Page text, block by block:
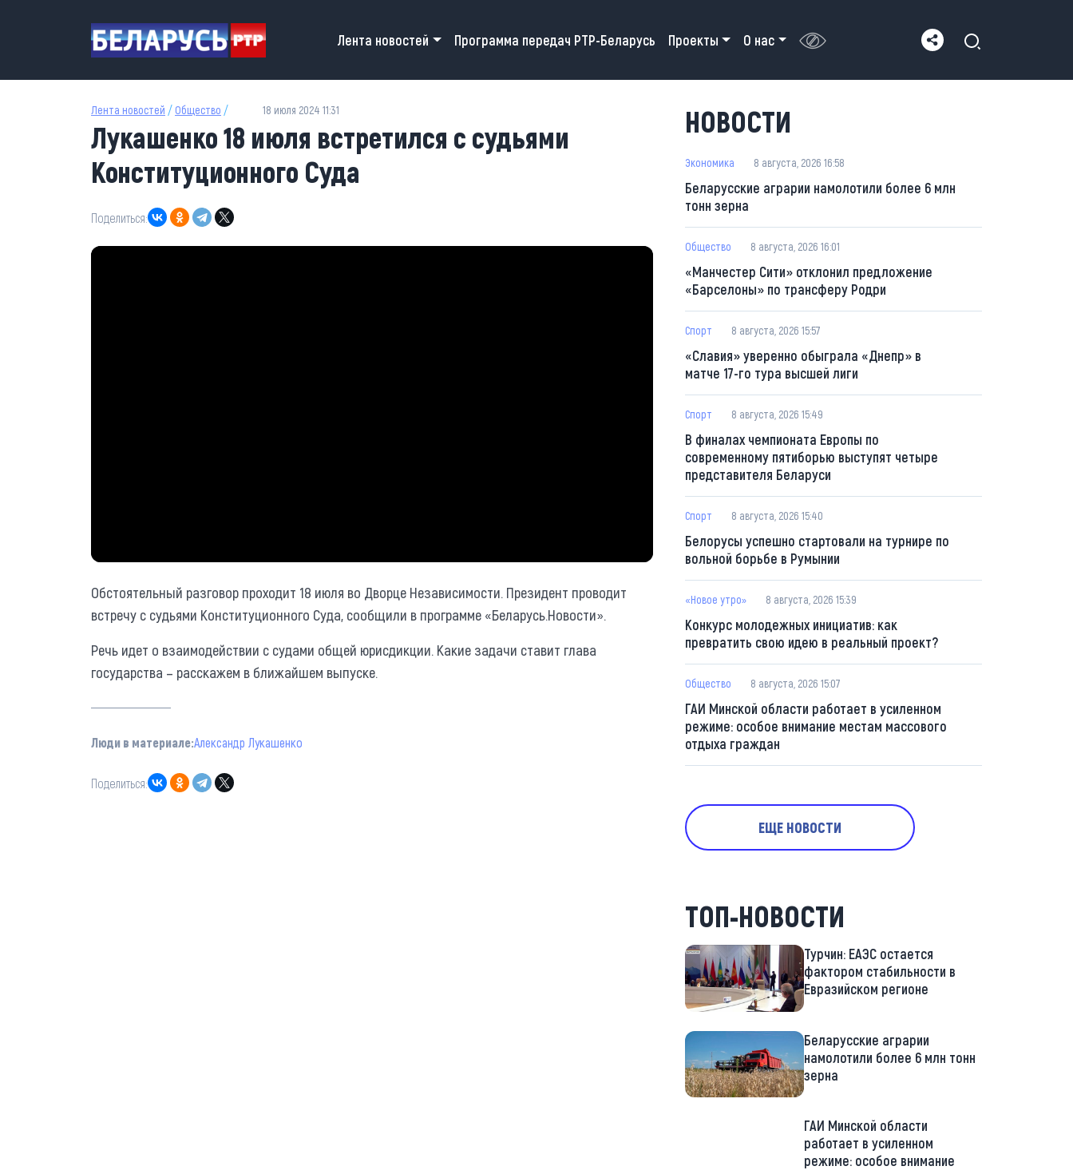
Main navigation
Лента новостей Программа передач РТР-Беларусь Проекты О нас
Лента новостей / Общество / 18 июля 2024 11:31
Лукашенко 18 июля встретился с судьями
Конституционного Суда
Поделиться:
Обстоятельный разговор проходит 18 июля во Дворце Независимости. Президент проводит
встречу с судьями Конституционного Суда, сообщили в программе «Беларусь.Новости».
Речь идет о взаимодействии с судами общей юрисдикции. Какие задачи ставит глава
государства – расскажем в ближайшем выпуске.
Люди в материале:Александр Лукашенко
Поделиться:
НОВОСТИ
Экономика 8 августа, 2026 16:58
Беларусские аграрии намолотили более 6 млн
тонн зерна
Общество 8 августа, 2026 16:01
«Манчестер Сити» отклонил предложение
«Барселоны» по трансферу Родри
Спорт 8 августа, 2026 15:57
«Славия» уверенно обыграла «Днепр» в
матче 17-го тура высшей лиги
Спорт 8 августа, 2026 15:49
В финалах чемпионата Европы по
современному пятиборью выступят четыре
представителя Беларуси
Спорт 8 августа, 2026 15:40
Белорусы успешно стартовали на турнире по
вольной борьбе в Румынии
«Новое утро» 8 августа, 2026 15:39
Конкурс молодежных инициатив: как
превратить свою идею в реальный проект?
Общество 8 августа, 2026 15:07
ГАИ Минской области работает в усиленном
режиме: особое внимание местам массового
отдыха граждан
ЕЩЕ НОВОСТИ
ТОП-НОВОСТИ
Турчин: ЕАЭС остается
фактором стабильности в
Евразийском регионе
Беларусские аграрии
намолотили более 6 млн тонн
зерна
ГАИ Минской области
работает в усиленном
режиме: особое внимание